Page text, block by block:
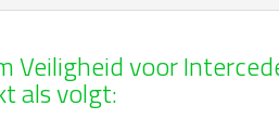
Veiligheid voor
als volgt: